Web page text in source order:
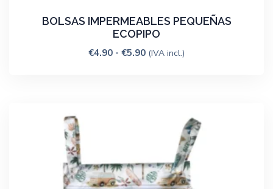
BOLSAS IMPERMEABLES PEQUEÑAS
ECOPIPO
€4.90 - €5.90 (IVA incl.)